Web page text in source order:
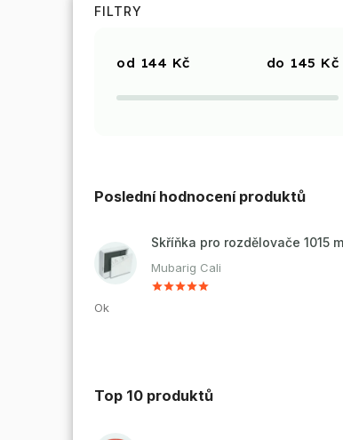
FILTRY
144 Kč 145 Kč
Poslední hodnocení produktů
Mubarig Cali
Ok
Top 10 produktů